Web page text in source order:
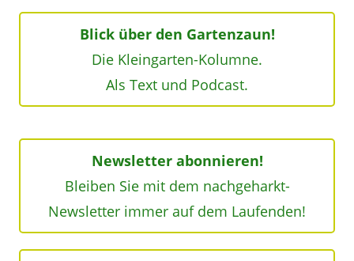
Blick über den Gartenzaun!
Die Kleingarten-Kolumne.
Als Text und Podcast.
Newsletter abonnieren!
Bleiben Sie mit dem nachgeharkt-
Newsletter immer auf dem Laufenden!